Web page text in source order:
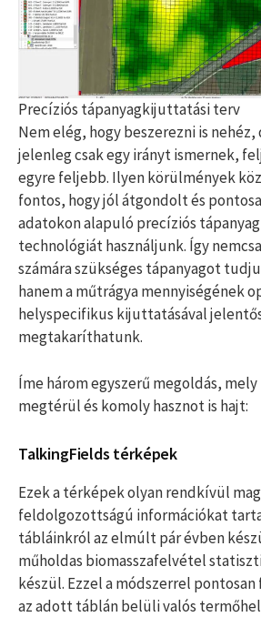
Precíziós tápanyagkijuttatási terv
Nem elég, hogy beszerezni is
jelenleg csak egy irányt ismernek,
egyre feljebb. Ilyen körülmények
fontos, hogy jól átgondolt és
adatokon alapuló precíziós
technológiát használjunk. Így
számára szükséges tápanyagot
hanem a műtrágya mennyiségének
helyspecifikus kijuttatásával
megtakaríthatunk.
Íme három egyszerű megoldás,
megtérül és komoly hasznot is hajt:
TalkingFields térképek
Ezek a térképek olyan rendkívül
feldolgozottságú információkat
tábláinkról az elmúlt pár évben
műholdas biomasszafelvétel
készül. Ezzel a módszerrel
az adott táblán belüli valós